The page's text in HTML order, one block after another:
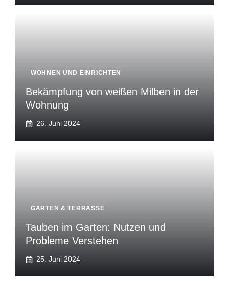
WOHNEN UND EINRICHTEN
Bekämpfung von weißen Milben in der
Wohnung
26. Juni 2024
GARTEN & TERRASSE
Tauben im Garten: Nutzen und
Probleme Verstehen
25. Juni 2024